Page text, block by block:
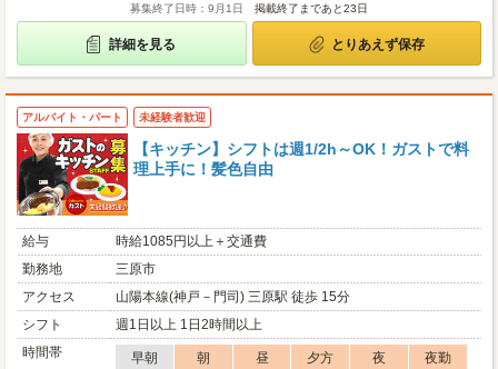
募集終了日時：9月1日 掲載終了まであと23日
詳細を見る とりあえず保存
アルバイト・パート 未経験者歓迎
【キッチン】シフトは週1/2h～OK！ガストで料
理上手に！髪色自由
給与
時給1085円以上＋交通費
勤務地
三原市
アクセス
山陽本線(神戸－門司) 三原駅 徒歩 15分
シフト
週1日以上 1日2時間以上
時間帯
早朝 朝 昼 夕方 夜
夜勤